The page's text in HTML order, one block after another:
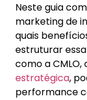
Neste guia
marketing de
quais
estruturar
como a CMLO,
estratégica,
performance